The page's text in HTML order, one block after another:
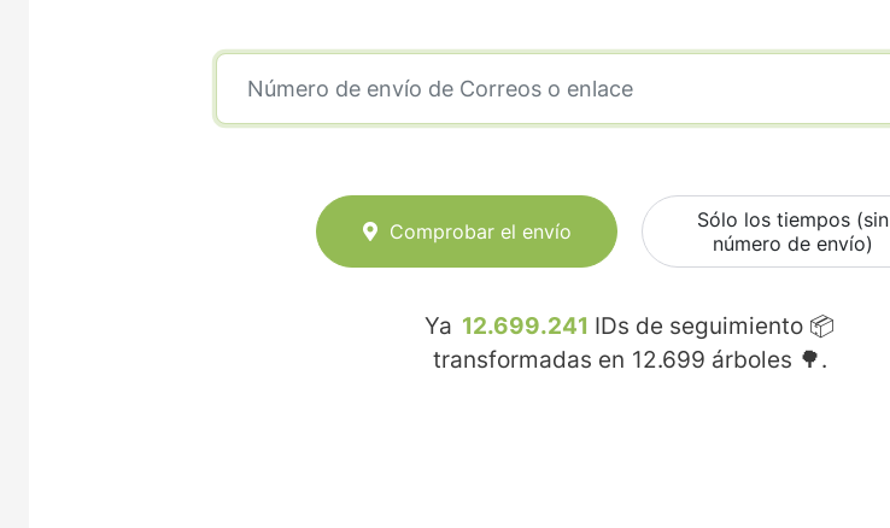
Comprobar el envío
Sólo los tiempos (sin
número de envío)
Ya 12.699.241 IDs de seguimiento 📦
transformadas en 12.699 árboles 🌳.